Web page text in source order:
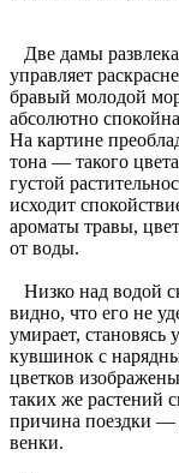
Две дамы
управляет
бравый молодой
абсолютно
На картине
тона — такого
густой
исходит
ароматы травы,
от воды.
Низко над водой
видно, что его не
умирает,
кувшинок с
цветков
таких же растений
причина поездки
венки.